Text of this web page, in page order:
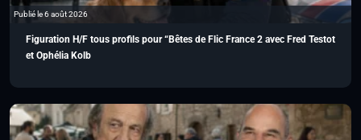
Publié le 6 août 2026
Figuration H/F tous profils pour “Bêtes de Flic France 2 avec Fred Testot
et Ophélia Kolb